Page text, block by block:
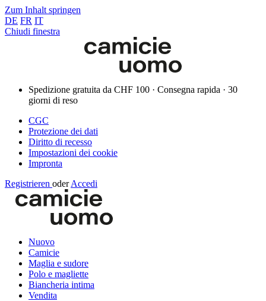
Zum Inhalt springen
DE FR IT
Chiudi finestra
Spedizione gratuita da CHF 100 · Consegna rapida · 30
giorni di reso
CGC
Protezione dei dati
Diritto di recesso
Impostazioni dei cookie
Impronta
Registrieren oder Accedi
Nuovo
Camicie
Maglia e sudore
Polo e magliette
Biancheria intima
Vendita